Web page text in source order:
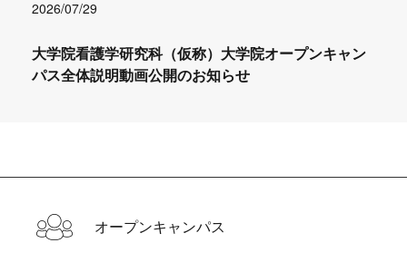
2026/07/29
大学院看護学研究科（仮称）大学院オープンキャン
パス全体説明動画公開のお知らせ
オープンキャンパス